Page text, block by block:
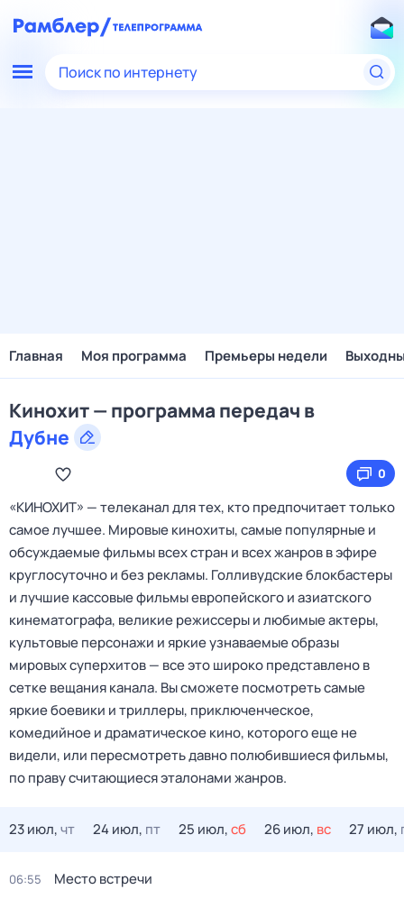
Поиск по интернету
Главная Моя программа Премьеры недели
Кинохит — программа передач в
Дубне
0
«КИНОХИТ» — телеканал для тех, кто предпочитает только
самое лучшее. Мировые кинохиты, самые популярные и
обсуждаемые фильмы всех стран и всех жанров в эфире
круглосуточно и без рекламы. Голливудские блокбастеры
и лучшие кассовые фильмы европейского и азиатского
кинематографа, великие режиссеры и любимые актеры,
культовые персонажи и яркие узнаваемые образы
мировых суперхитов — все это широко представлено в
сетке вещания канала. Вы сможете посмотреть самые
яркие боевики и триллеры, приключенческое,
комедийное и драматическое кино, которого еще не
видели, или пересмотреть давно полюбившиеся фильмы,
по праву считающиеся эталонами жанров.
23 июл,чт 24 июл, пт 25 июл,сб 26 июл, вс 27 июл,
06:55 Место встречи